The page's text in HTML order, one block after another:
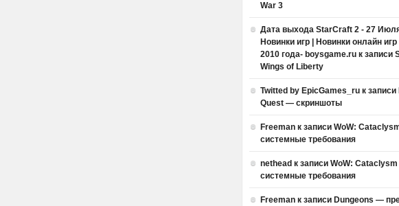
War 3
Дата выхода StarCraft 2 - 27
Новинки игр | Новинки онлайн
2010 года- boysgame.ru к записи
Wings of Liberty
Twitted by EpicGames_ru к записи
Quest — скриншоты
Freeman к записи WoW:
системные требования
nethead к записи WoW:
системные требования
Freeman к записи Dungeons —